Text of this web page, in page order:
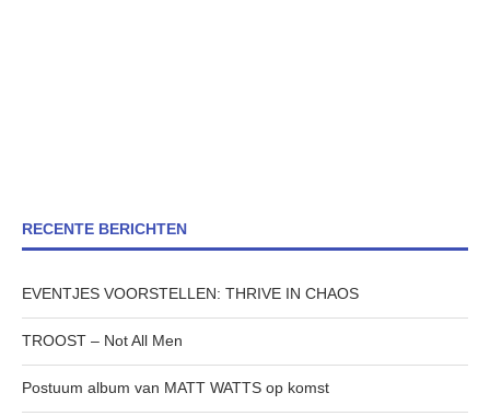
RECENTE BERICHTEN
EVENTJES VOORSTELLEN: THRIVE IN CHAOS
TROOST – Not All Men
Postuum album van MATT WATTS op komst